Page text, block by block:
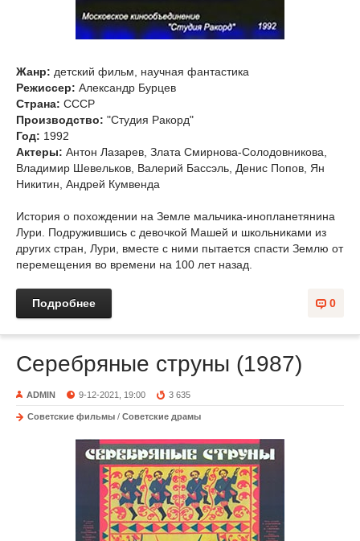
Жанр: детский фильм, научная фантастика
Режиссер: Александр Бурцев
Страна: СССР
Производство: "Студия Ракорд"
Год: 1992
Актеры: Антон Лазарев, Злата Смирнова-Солодовникова,
Владимир Шевельков, Валерий Бассэль, Денис Попов, Ян
Никитин, Андрей Кумвенда
История о похождении на Земле мальчика-инопланетянина
Лури. Подружившись с девочкой Машей и школьниками из
других стран, Лури, вместе с ними пытается спасти Землю от
перемещения во времени на 100 лет назад.
0
Подробнее
Серебряные струны (1987)
ADMIN 9-12-2021, 19:00 3 635
Советские фильмы / Советские драмы